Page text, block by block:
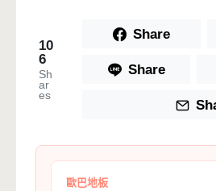
10
6
Sh
ar
es
Share
Share
歐巴地板